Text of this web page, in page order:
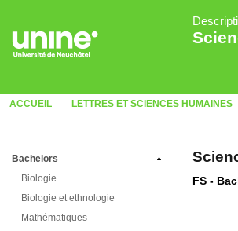
ACCUEIL LETTRES ET SCIENCES HUMAINES
Bachelors
Biologie
Biologie et ethnologie
Mathématiques